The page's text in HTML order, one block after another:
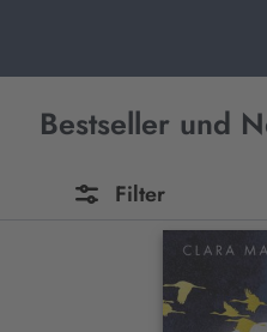
Bestseller und
Filter